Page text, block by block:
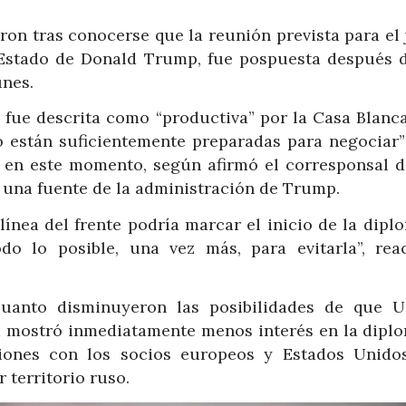
tras conocerse que la reunión prevista para el
de Donald Trump, fue pospuesta después
descrita como “productiva” por la Casa
suficientemente preparadas para
este momento, según afirmó el corresponsal
fuente de la administración de Trump.
del frente podría marcar el inicio de la
lo posible, una vez más, para evitarla”,
disminuyeron las posibilidades de que
inmediatamente menos interés en la
con los socios europeos y Estados
territorio ruso.